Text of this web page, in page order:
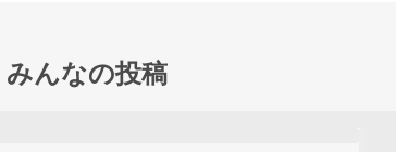
みんなの投稿